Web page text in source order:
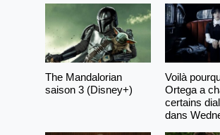
The Mandalorian
saison 3 (Disney+)
Voilà
Ortega a
certains
dans